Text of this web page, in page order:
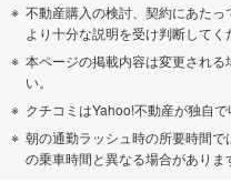
不動産購入の検討、契約にあた
より十分な説明を受け判断してく
本ページの掲載内容は変更され
い。
クチコミはYahoo!不動産が独自
朝の通勤ラッシュ時の所要時間
の乗車時間と異なる場合がありま